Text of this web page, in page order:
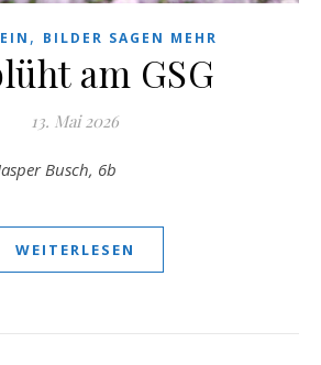
, BILDER SAGEN MEHR
am GSG
13. Mai 2026
Busch, 6b
WEITERLESEN